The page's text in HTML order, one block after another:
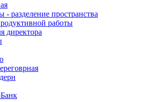
разделение пространства
работы
директора